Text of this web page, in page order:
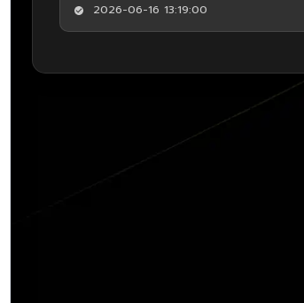
2026-06-16 13:19:00